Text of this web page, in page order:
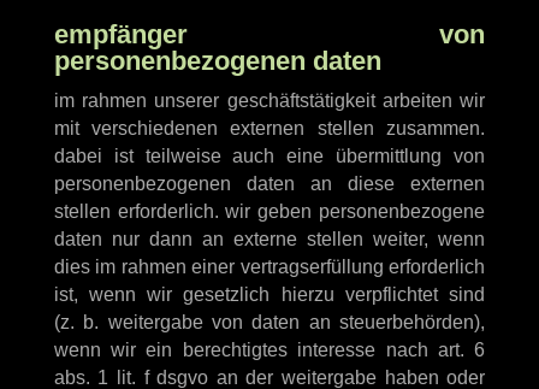
empfänger von
personenbezogenen daten
im rahmen unserer geschäftstätigkeit arbeiten wir
mit verschiedenen externen stellen zusammen.
dabei ist teilweise auch eine übermittlung von
personenbezogenen daten an diese externen
stellen erforderlich. wir geben personenbezogene
daten nur dann an externe stellen weiter, wenn
dies im rahmen einer vertragserfüllung erforderlich
ist, wenn wir gesetzlich hierzu verpflichtet sind
(z. b. weitergabe von daten an steuerbehörden),
wenn wir ein berechtigtes interesse nach art. 6
abs. 1 lit. f dsgvo an der weitergabe haben oder